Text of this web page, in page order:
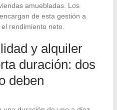
amuebladas. Los
de esta gestión a
rendimiento neto.
y alquiler
duración: dos
deben